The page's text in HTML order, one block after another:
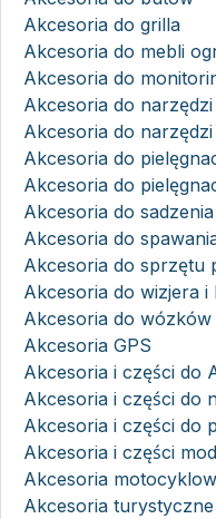
Akcesoria do grilla
Akcesoria do mebli
Akcesoria do
Akcesoria do
Akcesoria do
Akcesoria do
Akcesoria do
Akcesoria do
Akcesoria do
Akcesoria do sprzętu
Akcesoria do wizjera i
Akcesoria do wózków
Akcesoria GPS
Akcesoria i części do
Akcesoria i części do
Akcesoria i części do
Akcesoria i części
Akcesoria
Akcesoria turystyczne